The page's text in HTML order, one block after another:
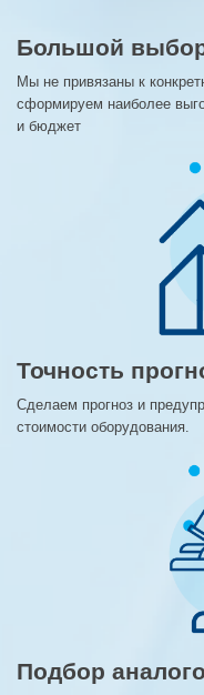
Большой
Мы не привязаны к
сформируем наиболее
и бюджет
Точность
Сделаем прогноз и
стоимости оборудования.
Подбор